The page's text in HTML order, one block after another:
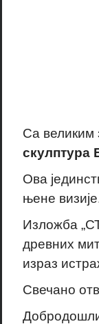
Са великим
скулптура
Ова
њене
Изложба
древних
израз
Свечано